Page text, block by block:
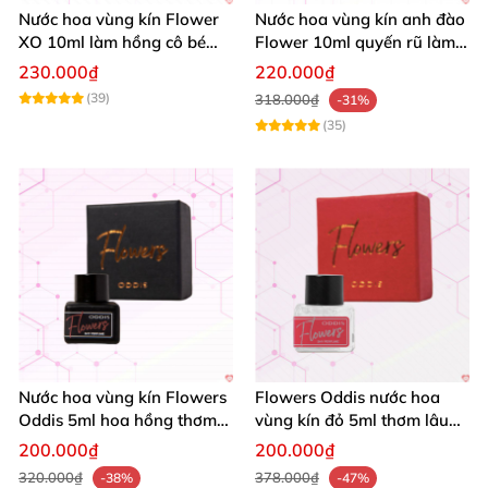
Nước hoa vùng kín Flower
XO 10ml làm hồng cô bé
thơm dịu ngọt
230.000₫
(39)
Nước hoa vùng kín anh đào
Flower 10ml quyến rũ làm
hồng
220.000₫
318.000₫
-31%
(35)
Nước hoa vùng kín Flowers
Oddis 5ml hoa hồng thơm
lâu quyến rũ
200.000₫
320.000₫ -38%
Flowers Oddis nước hoa
vùng kín đỏ 5ml thơm lâu
hương Violet quyến rũ
200.000₫
378.000₫ -47%